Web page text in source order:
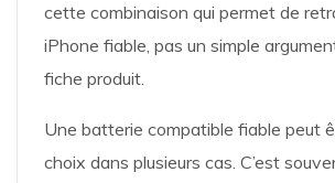
cette combinaison qui permet de
iPhone fiable, pas un simple
fiche produit.
Une batterie compatible fiable peut
choix dans plusieurs cas. C’est